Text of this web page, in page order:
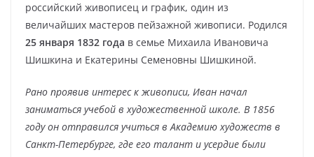
российский живописец и график, один из
величайших мастеров пейзажной живописи. Родился
25 января 1832 года в семье Михаила Ивановича
Шишкина и Екатерины Семеновны Шишкиной.
Рано проявив интерес к живописи, Иван начал
заниматься учебой в художественной школе. В 1856
году он отправился учиться в Академию художеств в
Санкт-Петербурге, где его талант и усердие были